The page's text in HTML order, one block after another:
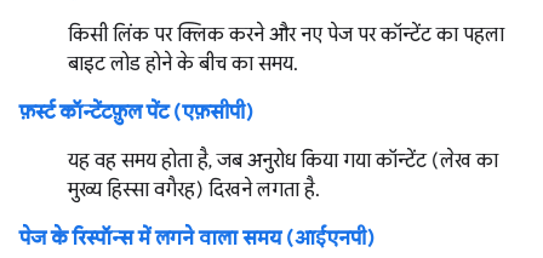
किसी लिंक पर क्लिक करने और नए पेज पर कॉन्टेंट का पहला
बाइट लोड होने के बीच का समय.
फ़र्स्ट कॉन्टेंटफ़ुल पेंट (एफ़सीपी)
यह वह समय होता है, जब अनुरोध किया गया कॉन्टेंट (लेख का
मुख्य हिस्सा वगैरह) दिखने लगता है.
पेज के रिस्पॉन्स में लगने वाला समय (आईएनपी)